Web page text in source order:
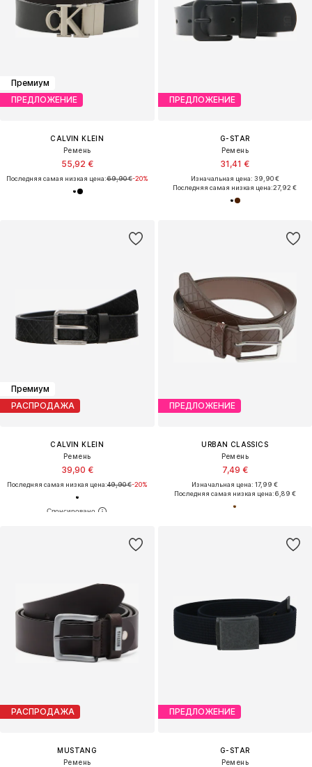
Премиум
ПРЕДЛОЖЕНИЕ
CALVIN KLEIN
Ремень
55,92 €
Последняя самая низкая цена:69,90 €-20%
ПРЕДЛОЖЕНИЕ
G-STAR
Ремень
31,41 €
Изначальная цена: 39,90 €
Последняя самая низкая цена:27,92 €
Премиум
РАСПРОДАЖА
CALVIN KLEIN
Ремень
39,90 €
Последняя самая низкая цена:49,90 €-20%
ПРЕДЛОЖЕНИЕ
URBAN CLASSICS
Ремень
7,49 €
Изначальная цена: 17,99 €
Последняя самая низкая цена:6,89 €
РАСПРОДАЖА
MUSTANG
Ремень
ПРЕДЛОЖЕНИЕ
G-STAR
Ремень